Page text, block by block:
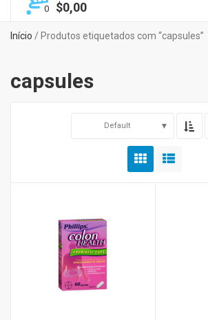
$0,00
Início / Produtos etiquetados com “capsules”
capsules
Default